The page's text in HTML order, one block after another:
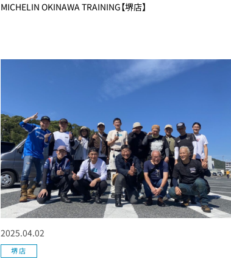
MICHELIN OKINAWA TRAINING【堺店】
2025.04.02
堺店